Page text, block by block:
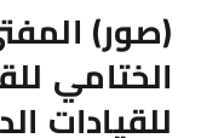
(صور)
الختامي